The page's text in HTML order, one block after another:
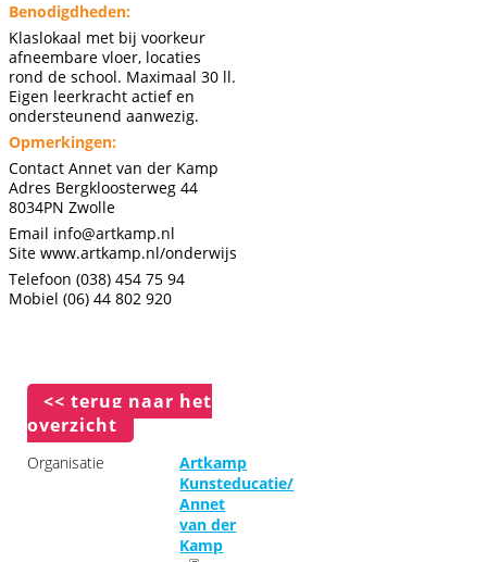
Benodigdheden:
Klaslokaal met bij voorkeur
afneembare vloer, locaties
rond de school. Maximaal 30 ll.
Eigen leerkracht actief en
ondersteunend aanwezig.
Opmerkingen:
Contact Annet van der Kamp
Adres Bergkloosterweg 44
8034PN Zwolle
Email info@artkamp.nl
Site www.artkamp.nl/onderwijs
Telefoon (038) 454 75 94
Mobiel (06) 44 802 920
<< terug naar het
overzicht
Organisatie
Artkamp
Kunsteducatie/
Annet
van der
Kamp